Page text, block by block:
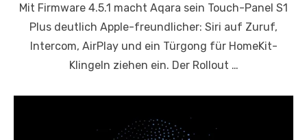
Mit Firmware 4.5.1 macht Aqara sein Touch-Panel S1
Plus deutlich Apple-freundlicher: Siri auf Zuruf,
Intercom, AirPlay und ein Türgong für HomeKit-
Klingeln ziehen ein. Der Rollout …